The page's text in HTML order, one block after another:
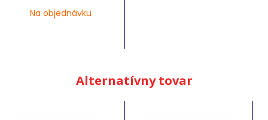
Na objednávku
Alternatívny tovar